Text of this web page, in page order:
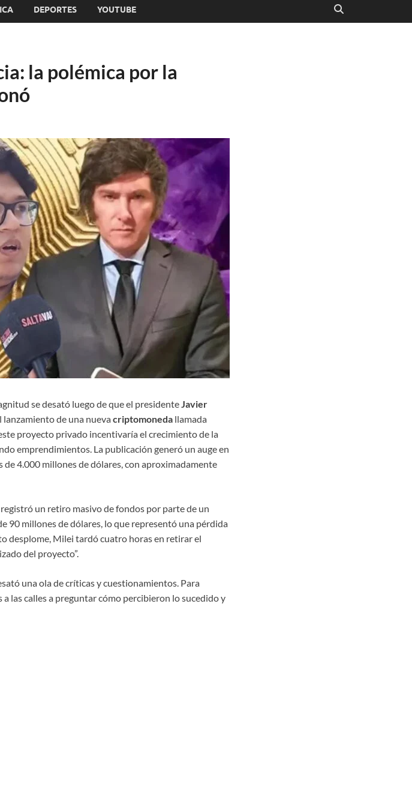
DEPORTES YOUTUBE
la polémica por la
se desató luego de que el presidenteJavier
de una nuevacriptomoneda llamada
proyecto privado incentivaría el crecimiento de la
emprendimientos. La publicación generó un auge en
4.000 millones de dólares, con aproximadamente
registró un retiro masivo de fondos por parte de un
90 millones de dólares, lo que representó una pérdida
desplome, Milei tardó cuatro horas en retirar el
del proyecto”.
una ola de críticas y cuestionamientos. Para
las calles a preguntar cómo percibieron lo sucedido y